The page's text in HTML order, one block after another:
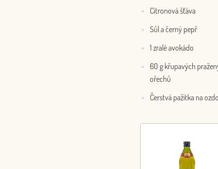
Citronová šťáva
Sůl a černý pepř
1 zralé avokádo
60 g křupavých
ořechů
Čerstvá pažitka na